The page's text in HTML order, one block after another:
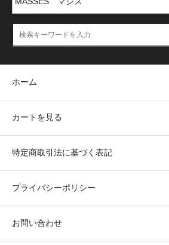
ホーム
カートを見る
特定商取引法に基づく表記
プライバシーポリシー
お問い合わせ